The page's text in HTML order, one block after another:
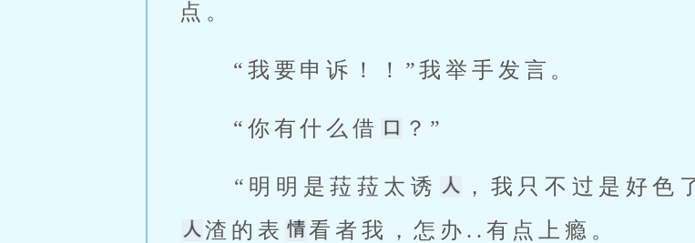
点。
“我要申诉！！”我举手发言。
“你有什么借 ？”
“明明是菈菈太诱
，我只不过是好色
渣的表
看者我，怎办..有点上瘾。